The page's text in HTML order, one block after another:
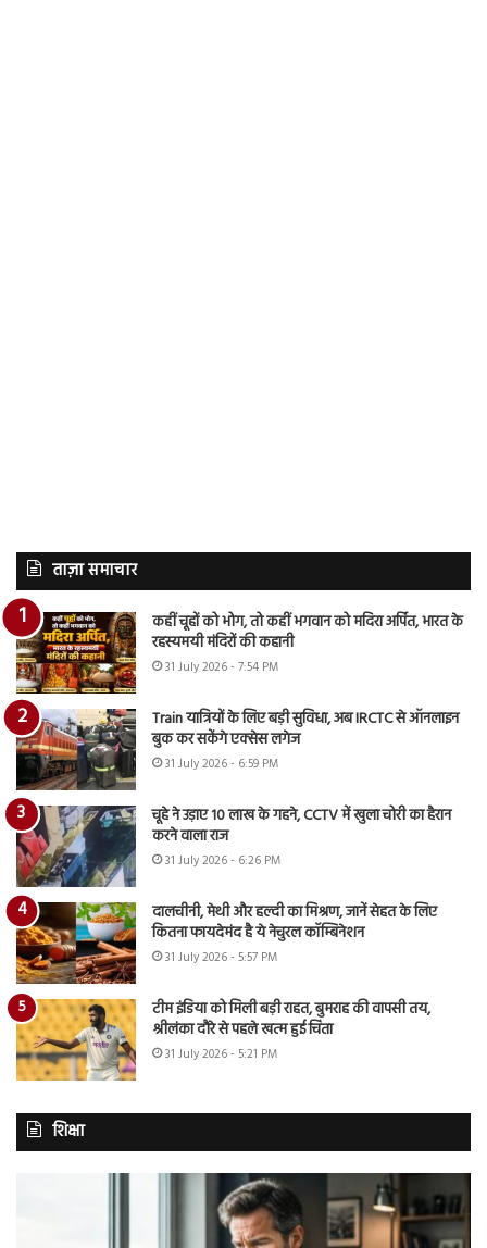
ताज़ा समाचार
कहीं चूहों को भोग, तो कहीं भगवान को मदिरा अर्पित, भारत के
रहस्यमयी मंदिरों की कहानी
31 July 2026 - 7:54 PM
Train यात्रियों के लिए बड़ी सुविधा, अब IRCTC से ऑनलाइन
बुक कर सकेंगे एक्सेस लगेज
31 July 2026 - 6:59 PM
चूहे ने उड़ाए 10 लाख के गहने, CCTV में खुला चोरी का हैरान
करने वाला राज
31 July 2026 - 6:26 PM
दालचीनी, मेथी और हल्दी का मिश्रण, जानें सेहत के लिए
कितना फायदेमंद है ये नेचुरल कॉम्बिनेशन
31 July 2026 - 5:57 PM
टीम इंडिया को मिली बड़ी राहत, बुमराह की वापसी तय,
श्रीलंका दौरे से पहले खत्म हुई चिंता
31 July 2026 - 5:21 PM
शिक्षा